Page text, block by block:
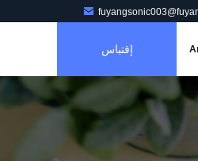
إقتباس